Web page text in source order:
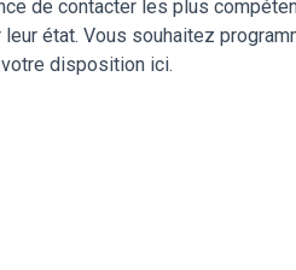
de contacter les plus
état. Vous souhaitez
disposition ici.